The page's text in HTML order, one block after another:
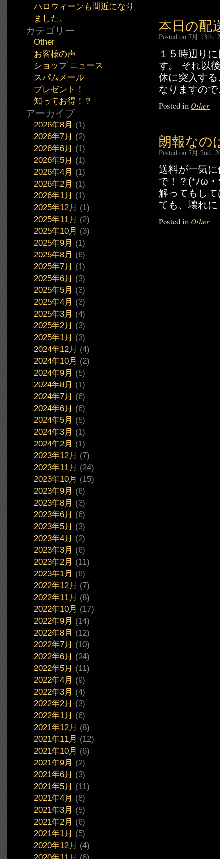
本日の配
Posted on 7月 13th,
１５時辺り
す。 それ以
休に突入す
なりますの
Posted in Other
朗報なの
Posted on 7月 2nd,
送料が一気
で！？(*ﾉω・
解ってもし
ても、壊れ
Posted in Other
ハロウィーンも間近になり
ました。
カテゴリー
Other
お客様の声
ショップ ニュース
スパムメール
プレゼント！
知ってお得！？
アーカイブ
2026年8月 (1)
2026年7月 (2)
2026年6月 (1)
2026年5月 (1)
2026年4月 (1)
2026年2月 (1)
2026年1月 (1)
2025年12月 (1)
2025年11月 (2)
2025年10月 (3)
2025年9月 (1)
2025年8月 (6)
2025年7月 (1)
2025年6月 (3)
2025年5月 (3)
2025年4月 (3)
2025年3月 (4)
2025年2月 (3)
2025年1月 (3)
2024年12月 (4)
2024年10月 (2)
2024年9月 (5)
2024年8月 (1)
2024年7月 (6)
2024年6月 (6)
2024年5月 (5)
2024年3月 (1)
2024年2月 (1)
2023年12月 (7)
2023年11月 (24)
2023年10月 (15)
2023年9月 (6)
2023年8月 (3)
2023年6月 (6)
2023年5月 (3)
2023年4月 (2)
2023年3月 (6)
2023年2月 (11)
2023年1月 (8)
2022年12月 (7)
2022年11月 (8)
2022年10月 (17)
2022年9月 (14)
2022年8月 (12)
2022年7月 (10)
2022年6月 (24)
2022年5月 (11)
2022年4月 (9)
2022年3月 (4)
2022年2月 (3)
2022年1月 (6)
2021年12月 (8)
2021年11月 (12)
2021年10月 (6)
2021年9月 (2)
2021年6月 (3)
2021年5月 (11)
2021年4月 (8)
2021年3月 (5)
2021年2月 (6)
2021年1月 (5)
2020年12月 (4)